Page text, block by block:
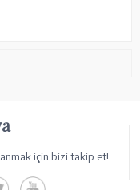
için bizi takip et!